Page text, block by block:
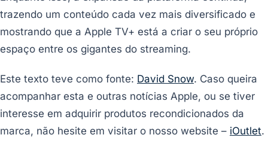
trazendo um conteúdo cada vez mais diversificado e
mostrando que a Apple TV+ está a criar o seu próprio
espaço entre os gigantes do streaming.
Este texto teve como fonte: David Snow. Caso queira
acompanhar esta e outras notícias Apple, ou se tiver
interesse em adquirir produtos recondicionados da
marca, não hesite em visitar o nosso website – iOutlet.